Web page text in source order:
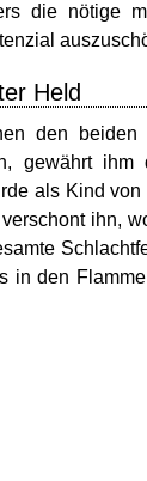
die nötige
Held
den
gewährt
als Kind
ihn,
in den